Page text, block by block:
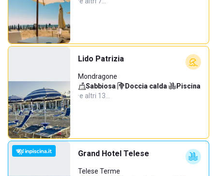
Lido Patrizia
Mondragone
Sabbiosa· Doccia calda·
Piscina
·e altri 13…
Grand Hotel Telese
Telese Terme